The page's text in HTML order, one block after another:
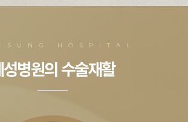
HOSPITAL
병원의 수술재활